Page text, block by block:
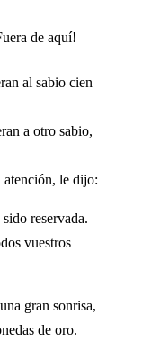
de aquí!
al sabio cien
a otro sabio,
atención, le dijo:
reservada.
vuestros
gran sonrisa,
de oro.